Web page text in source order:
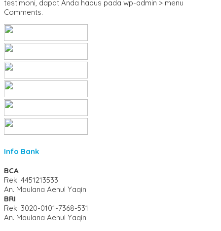
testimoni, dapat Anda hapus pada wp-admin > menu
Comments.
Info Bank
BCA
Rek. 4451213533
An. Maulana Aenul Yaqin
BRI
Rek. 3020-0101-7368-531
An. Maulana Aenul Yaqin